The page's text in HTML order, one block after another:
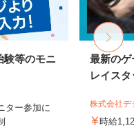
験等のモニ
ター参加に
最新のゲ
レイスタ
株式会社
時給